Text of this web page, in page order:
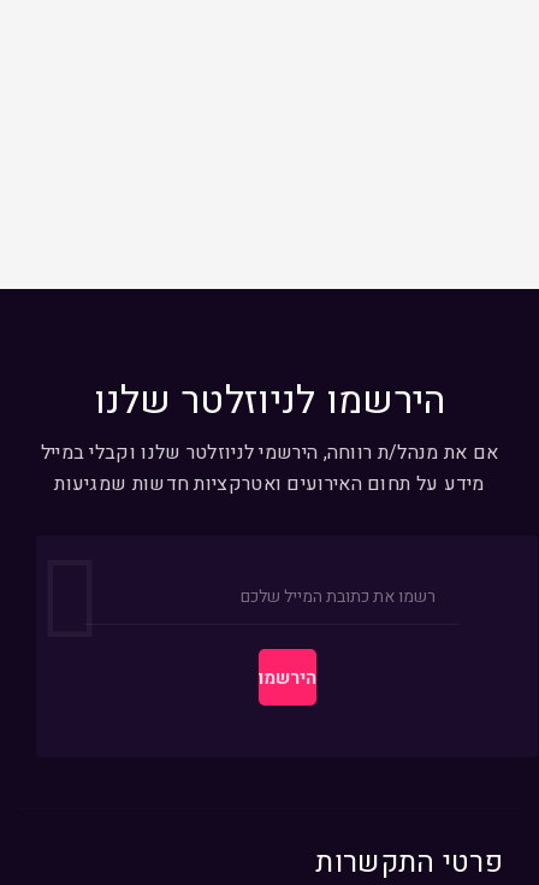
הירשמו לניוזלטר שלנו
אם את מנהל/ת רווחה, הירשמי לניוזלטר שלנו וקבלי במייל
מידע על תחום האירועים ואטרקציות חדשות שמגיעות
פרטי התקשרות